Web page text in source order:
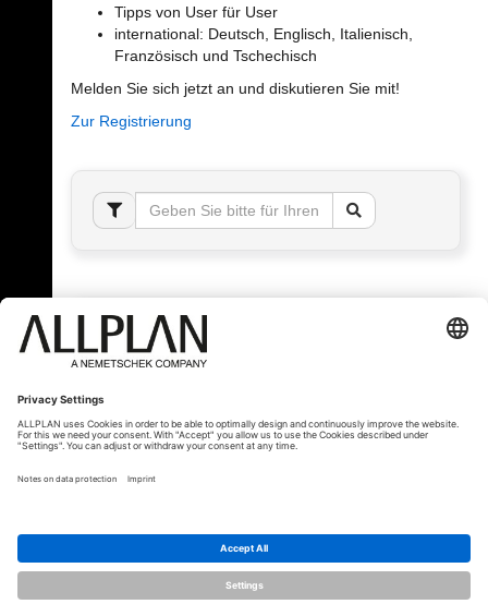
Tipps von User für User
international: Deutsch, Englisch, Italienisch,
Französisch und Tschechisch
Melden Sie sich jetzt an und diskutieren Sie mit!
Zur Registrierung
Fehler!
Bitte melden Sie sich an, um dieses Thema sehen
zu können.
© ALLPLAN Schweiz AG ALLPLAN ist Teil derNemetschek Group